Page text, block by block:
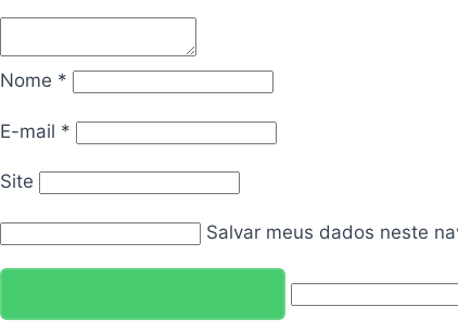
Nome *
E-mail *
Site
Salvar meus dados neste